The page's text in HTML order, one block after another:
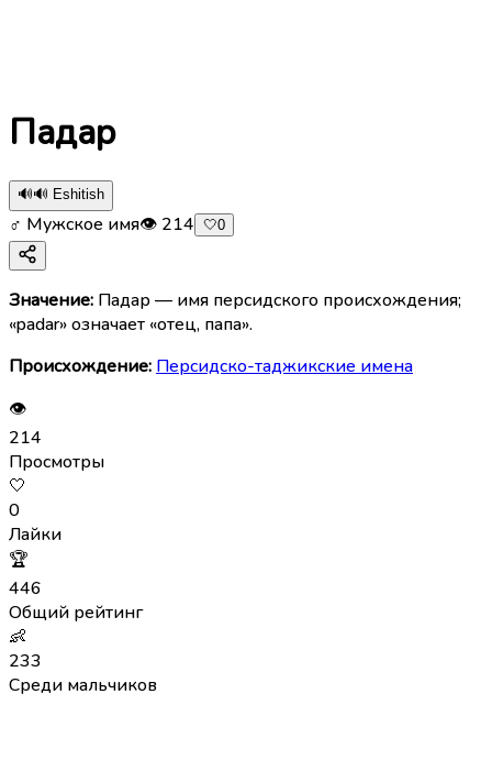
Падар
🔊🔊 Eshitish
♂ Мужское имя👁 214 🤍0
Значение: Падар — имя персидского происхождения;
«padar» означает «отец, папа».
Происхождение: Персидско-таджикские имена
👁
214
Просмотры
🤍
0
Лайки
🏆
446
Общий рейтинг
👶
233
Среди мальчиков